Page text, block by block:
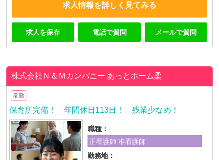
求人情報を詳しく見てみる
求人を保存 電話で質問 メールで質問
株式会社Ｎ＆Ｍカンパニー あっとホーム柔
常勤
保育所完備！ 年間休日113日！ 残業少なめ！
職種：
正看護師 准看護師
勤務地：